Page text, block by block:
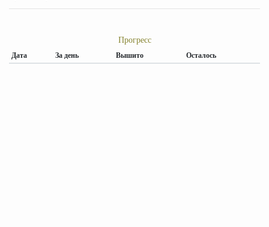
Прогресс
Дата За день Вышито Осталось